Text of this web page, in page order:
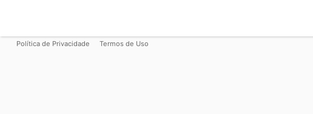
Política de Privacidade Termos de Uso